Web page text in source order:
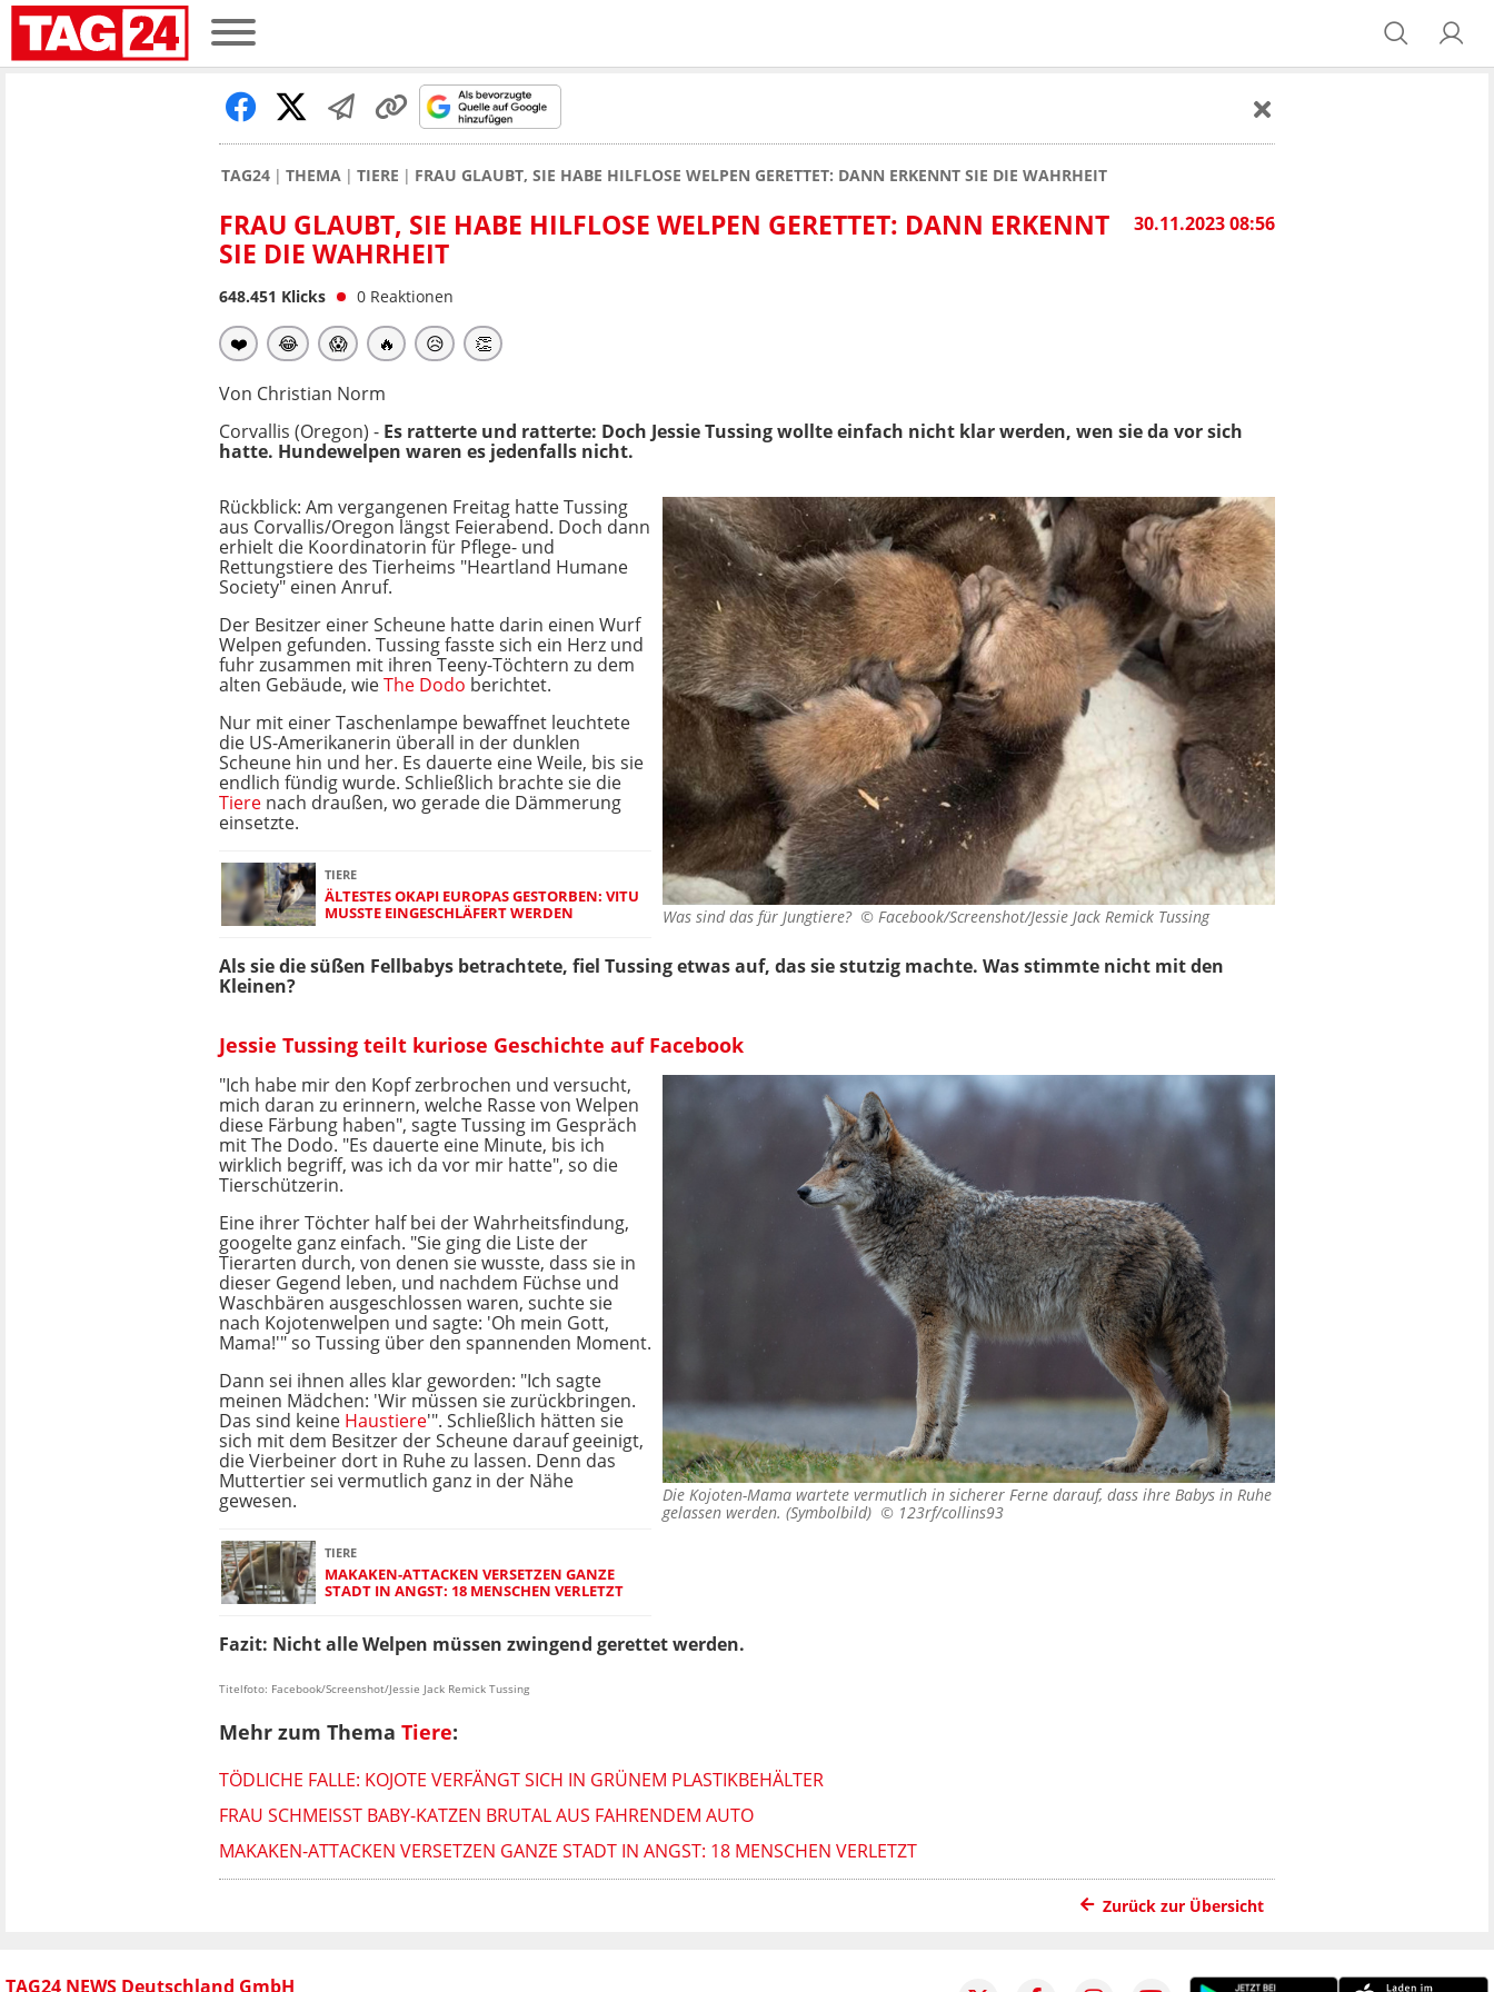
TAG24 THEMA TIERE FRAU GLAUBT, SIE HABE HILFLOSE WELPEN GERETTET: DANN ERKENNT SIE DIE WAHRHEIT
30.11.2023 08:56
FRAU GLAUBT, SIE HABE HILFLOSE WELPEN GERETTET: DANN ERKENNT
SIE DIE WAHRHEIT
648.451 Klicks 0 Reaktionen
❤️ 😂 😱 🔥 😥 👏
Von Christian Norm
Corvallis (Oregon) - Es ratterte und ratterte: Doch Jessie Tussing wollte einfach nicht klar werden, wen sie da vor sich
hatte. Hundewelpen waren es jedenfalls nicht.
Was sind das für Jungtiere? © Facebook/Screenshot/Jessie Jack Remick Tussing
Rückblick: Am vergangenen Freitag hatte Tussing
aus Corvallis/Oregon längst Feierabend. Doch dann
erhielt die Koordinatorin für Pflege- und
Rettungstiere des Tierheims "Heartland Humane
Society" einen Anruf.
Der Besitzer einer Scheune hatte darin einen Wurf
Welpen gefunden. Tussing fasste sich ein Herz und
fuhr zusammen mit ihren Teeny-Töchtern zu dem
alten Gebäude, wieThe Dodo berichtet.
Nur mit einer Taschenlampe bewaffnet leuchtete
die US-Amerikanerin überall in der dunklen
Scheune hin und her. Es dauerte eine Weile, bis sie
endlich fündig wurde. Schließlich brachte sie die
Tiere nach draußen, wo gerade die Dämmerung
einsetzte.
TIERE
ÄLTESTES OKAPI EUROPAS GESTORBEN: VITU
MUSSTE EINGESCHLÄFERT WERDEN
Als sie die süßen Fellbabys betrachtete, fiel Tussing etwas auf, das sie stutzig machte. Was stimmte nicht mit den
Kleinen?
Jessie Tussing teilt kuriose Geschichte auf Facebook
Die Kojoten-Mama wartete vermutlich in sicherer Ferne darauf, dass ihre Babys in Ruhe
gelassen werden. (Symbolbild) © 123rf/collins93
"Ich habe mir den Kopf zerbrochen und versucht,
mich daran zu erinnern, welche Rasse von Welpen
diese Färbung haben", sagte Tussing im Gespräch
mit The Dodo. "Es dauerte eine Minute, bis ich
wirklich begriff, was ich da vor mir hatte", so die
Tierschützerin.
Eine ihrer Töchter half bei der Wahrheitsfindung,
googelte ganz einfach. "Sie ging die Liste der
Tierarten durch, von denen sie wusste, dass sie in
dieser Gegend leben, und nachdem Füchse und
Waschbären ausgeschlossen waren, suchte sie
nach Kojotenwelpen und sagte: 'Oh mein Gott,
Mama!'" so Tussing über den spannenden Moment.
Dann sei ihnen alles klar geworden: "Ich sagte
meinen Mädchen: 'Wir müssen sie zurückbringen.
Das sind keine Haustiere'". Schließlich hätten sie
sich mit dem Besitzer der Scheune darauf geeinigt,
die Vierbeiner dort in Ruhe zu lassen. Denn das
Muttertier sei vermutlich ganz in der Nähe
gewesen.
TIERE
MAKAKEN-ATTACKEN VERSETZEN GANZE
STADT IN ANGST: 18 MENSCHEN VERLETZT
Fazit: Nicht alle Welpen müssen zwingend gerettet werden.
Titelfoto: Facebook/Screenshot/Jessie Jack Remick Tussing
Mehr zum Thema Tiere:
TÖDLICHE FALLE: KOJOTE VERFÄNGT SICH IN GRÜNEM PLASTIKBEHÄLTER
FRAU SCHMEISST BABY-KATZEN BRUTAL AUS FAHRENDEM AUTO
MAKAKEN-ATTACKEN VERSETZEN GANZE STADT IN ANGST: 18 MENSCHEN VERLETZT
Zurück zur Übersicht
TAG24 NEWS Deutschland GmbH